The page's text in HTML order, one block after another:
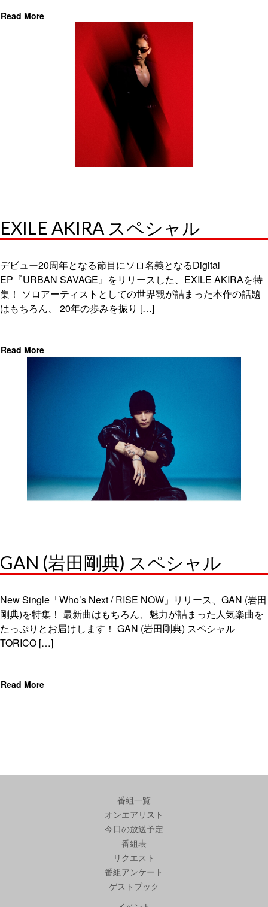
Read More
EXILE AKIRA スペシャル
デビュー20周年となる節目にソロ名義となるDigital
EP『URBAN SAVAGE』をリリースした、EXILE AKIRAを特
集！ ソロアーティストとしての世界観が詰まった本作の話題
はもちろん、 20年の歩みを振り […]
Read More
GAN (岩田剛典) スペシャル
New Single「Who’s Next / RISE NOW」リリース、GAN (岩田
剛典)を特集！ 最新曲はもちろん、魅力が詰まった人気楽曲を
たっぷりとお届けします！ GAN (岩田剛典) スペシャル
TORICO […]
Read More
番組一覧
オンエアリスト
今日の放送予定
番組表
リクエスト
番組アンケート
ゲストブック